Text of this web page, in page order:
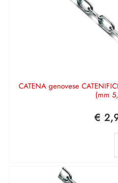
CATENA genovese
(mm
€